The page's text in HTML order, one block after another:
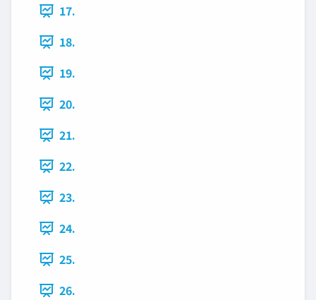
17.
18.
19.
20.
21.
22.
23.
24.
25.
26.